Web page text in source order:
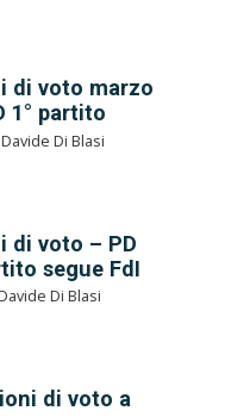
di voto marzo
1° partito
Di Blasi
di voto – PD
segue FdI
Di Blasi
di voto a